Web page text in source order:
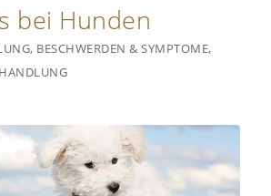
bei Hunden
, BESCHWERDEN & SYMPTOME,